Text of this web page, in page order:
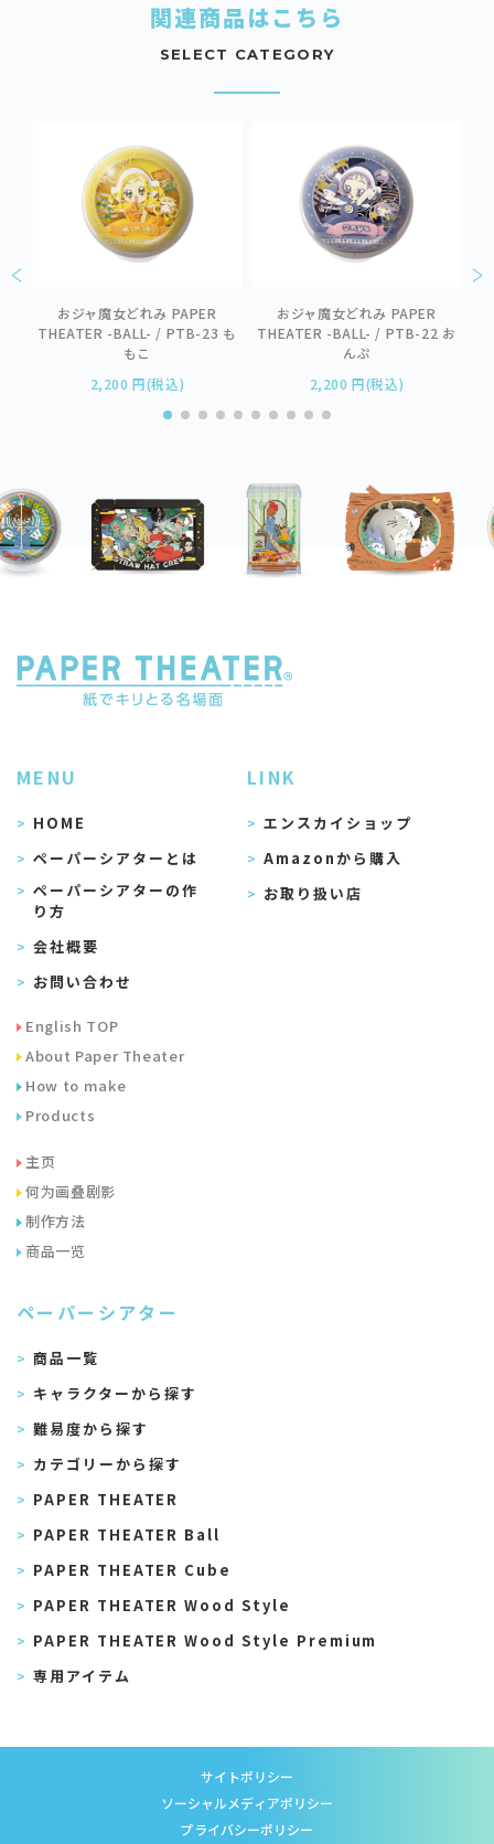
関連商品はこちら
SELECT CATEGORY
おジャ魔女どれみ PAPER
THEATER -BALL- / PTB-23 も
もこ
2,200 円(税込)
おジャ魔女どれみ PAPER
THEATER -BALL- / PTB-22 お
んぷ
2,200 円(税込)
MENU
HOME
ペーパーシアターとは
ペーパーシアターの作
り方
会社概要
お問い合わせ
English TOP
About Paper Theater
How to make
Products
主页
何为画叠剧影
制作方法
商品一览
ペーパーシアター
商品一覧
キャラクターから探す
難易度から探す
カテゴリーから探す
PAPER THEATER
PAPER THEATER Ball
PAPER THEATER Cube
PAPER THEATER Wood Style
PAPER THEATER Wood Style Premium
専用アイテム
LINK
エンスカイショップ
Amazonから購入
お取り扱い店
サイトポリシー
ソーシャルメディアポリシー
プライバシーポリシー